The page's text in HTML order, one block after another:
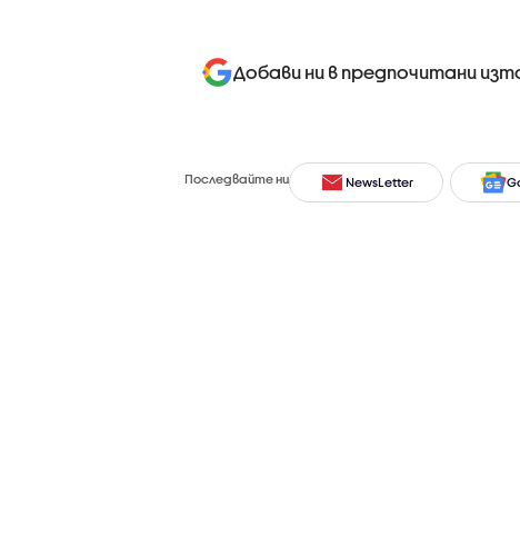
Добави ни в предпочитани
Последвайте ни NewsLetter